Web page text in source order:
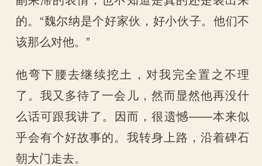
的。“魏尔纳是个好家伙，好小伙子。他们不
该那么对他。”
他弯下腰去继续挖土，对我完全置之不理
了。我又多待了一会儿，然而显然他再没什
么话可跟我讲了。因而，很遗憾——本来似
乎会有个好故事的。我转身上路，沿着碑石
朝大门走去。